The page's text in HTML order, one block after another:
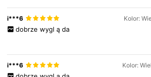
i***6 Kolor:
dobrze wygl ą da
i***6 Kolor: